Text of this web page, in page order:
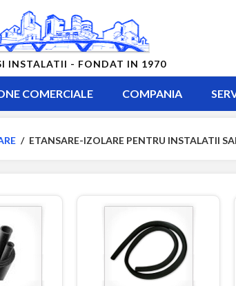
INSTALATII - FONDAT IN 1970
COMERCIALE COMPANIA
/ ETANSARE-IZOLARE PENTRU INSTALATII